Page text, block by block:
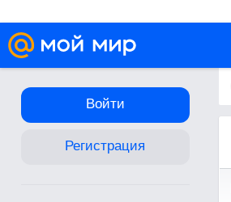
Войти
Регистрация